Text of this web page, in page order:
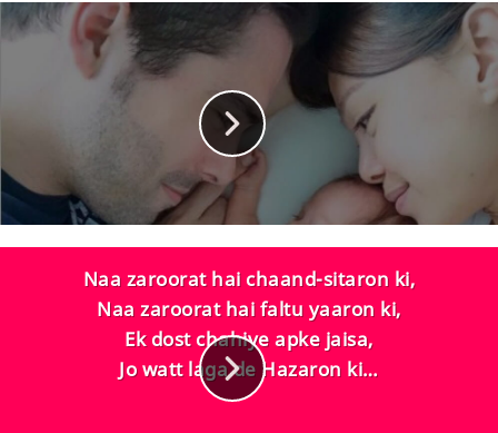
Naa zaroorat hai chaand-sitaron ki,
Naa zaroorat hai faltu yaaron ki,
Ek dost chahiye apke jaisa,
Jo watt laga de Hazaron ki…